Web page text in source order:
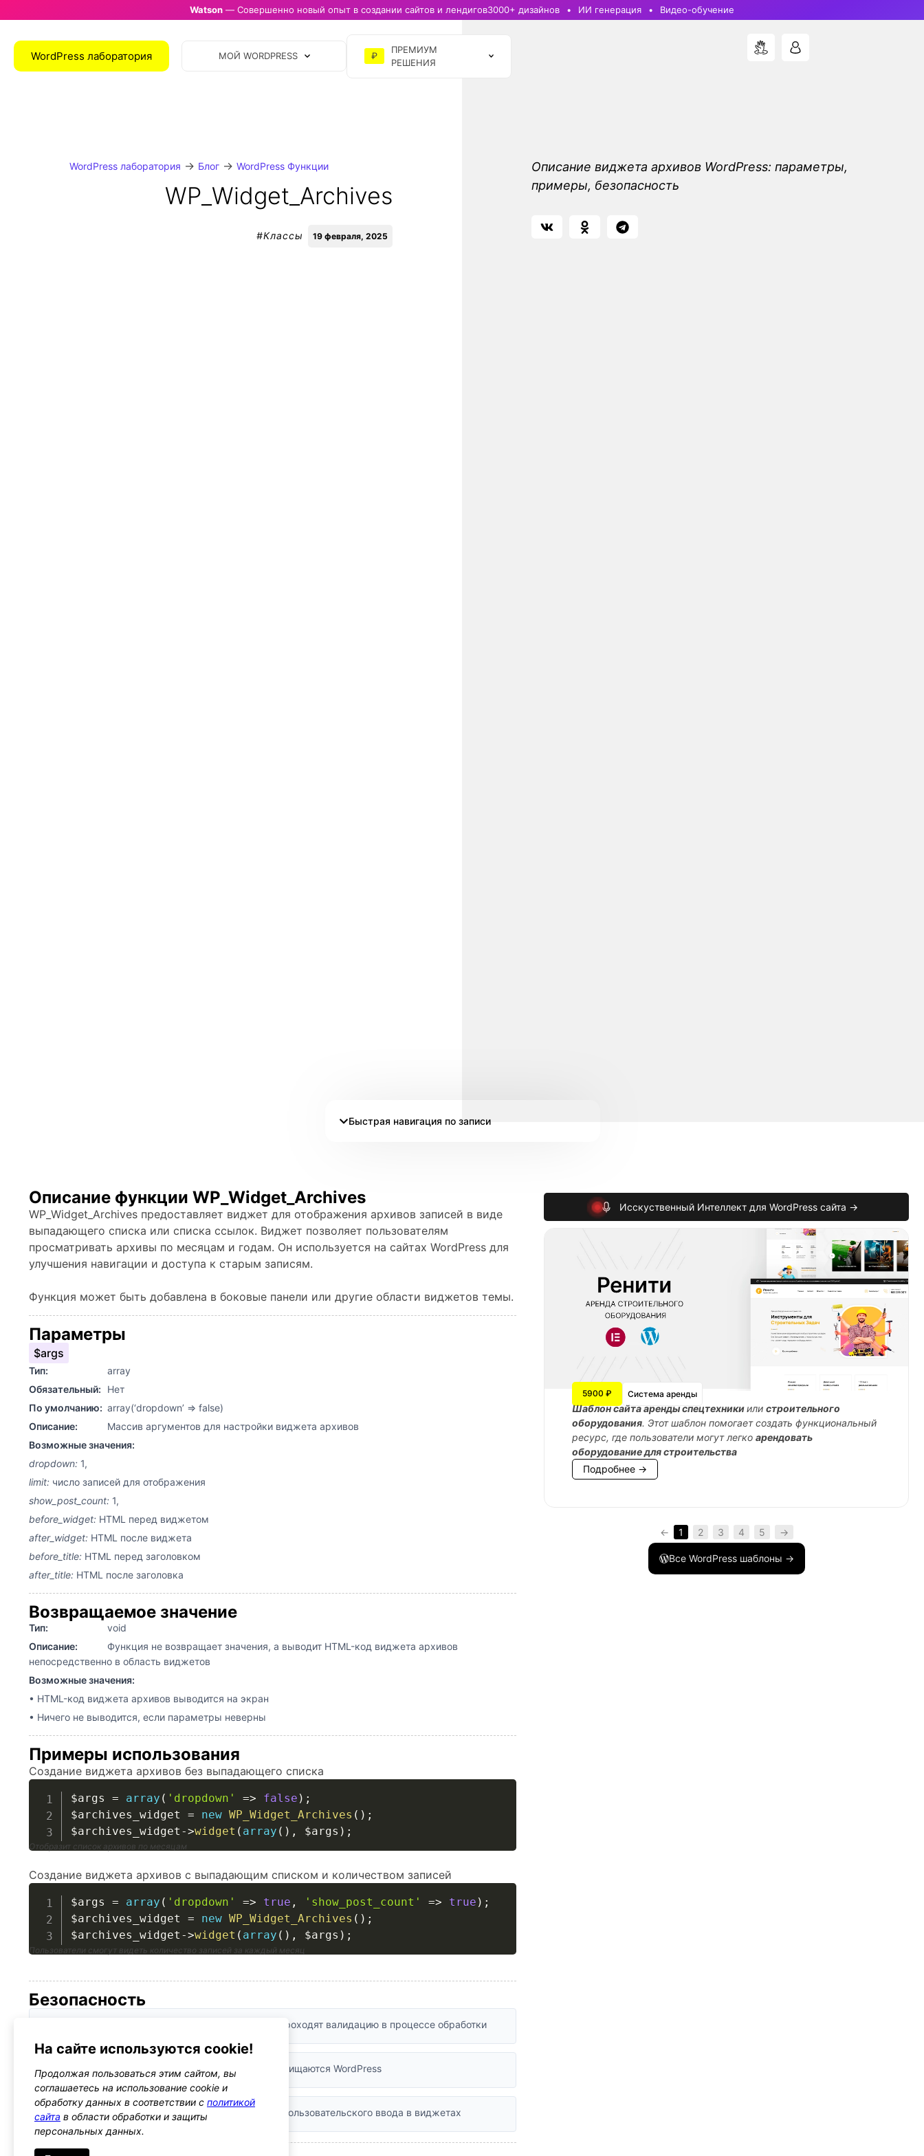
Watson — Совершенно новый опыт в создании сайтов и лендигов3000+ дизайнов ИИ генерация Видео-обучение
WordPress лаборатория МОЙ WORDPRESS ₽
ПРЕМИУМ
РЕШЕНИЯ
WordPress лаборатория → Блог→ WordPress Функции
WP_Widget_Archives
19 февраля, 2025
#Классы
Описание виджета архивов WordPress: параметры,
примеры, безопасность
Быстрая навигация по записи
Описание функции WP_Widget_Archives
WP_Widget_Archives предоставляет виджет для отображения архивов записей в виде
выпадающего списка или списка ссылок. Виджет позволяет пользователям
просматривать архивы по месяцам и годам. Он используется на сайтах WordPress для
улучшения навигации и доступа к старым записям.
Функция может быть добавлена в боковые панели или другие области виджетов темы.
Параметры
$args
Тип:
array
Обязательный:
Нет
По умолчанию: array(‘dropdown’ => false)
Описание:
Массив аргументов для настройки виджета архивов
Возможные значения:
dropdown: 1,
limit: число записей для отображения
show_post_count: 1,
before_widget: HTML перед виджетом
after_widget: HTML после виджета
before_title: HTML перед заголовком
after_title: HTML после заголовка
Возвращаемое значение
Тип:
void
Описание:
Функция не возвращает значения, а выводит HTML-код виджета архивов
непосредственно в область виджетов
Возможные значения:
• HTML-код виджета архивов выводится на экран
• Ничего не выводится, если параметры неверны
Примеры использования
Создание виджета архивов без выпадающего списка
$args = array ( 'dropdown' => false ) ;
$archives_widget
= new WP_Widget_Archives ( ) ;
$archives_widget ->widget ( array ( ) , $args ) ;
Отобразит список архивов по месяцам
Создание виджета архивов с выпадающим списком и количеством записей
$args = array ( 'dropdown' => true , 'show_post_count' => true ) ;
$archives_widget
= new WP_Widget_Archives ( ) ;
$archives_widget ->widget ( array ( ) , $args ) ;
Пользователи смогут видеть количество записей за каждый месяц
Безопасность
Параметры виджета проходят валидацию в процессе обработки
Санитизация: Выводимые данные автоматически очищаются WordPress
Рекомендации: Используйте esc_html() для любого пользовательского ввода в виджетах
Исскуственный Интеллект для WordPress сайта →
5900 ₽ Система аренды
Шаблон сайта аренды спецтехникиилистроительного
оборудования. Этот шаблон помогает создать функциональный
ресурс, где пользователи могут легкоарендовать
оборудование для строительства
Подробнее →
← 1 2 3 4 5 →
Все WordPress шаблоны →
На сайте используются cookie!
Продолжая пользоваться этим сайтом, вы
соглашаетесь на использование cookie и
обработку данных в соответствии с политикой
сайта в области обработки и защиты
персональных данных.